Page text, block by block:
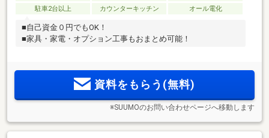
駐車2台以上
カウンターキッチン オール電化
■自己資金０円でもOK！
■家具・家電・オプション工事もおまとめ可能！
資料をもらう(無料)
※SUUMOのお問い合わせページへ移動します